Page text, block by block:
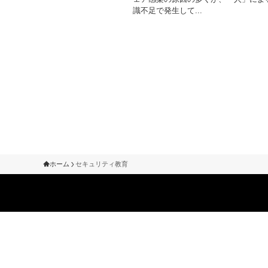
識不足で発生して...
ホーム セキュリティ教育